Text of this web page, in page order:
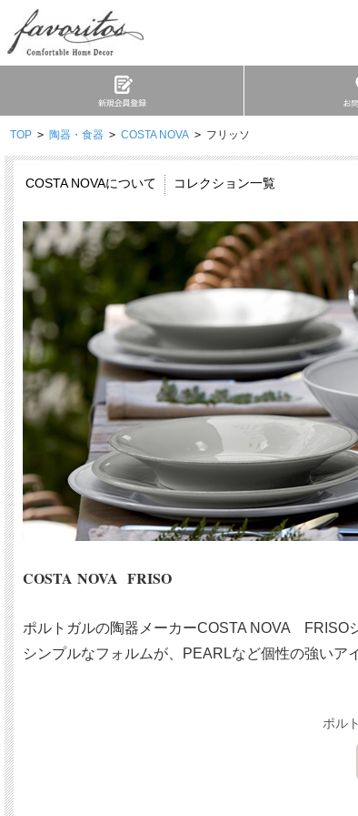
TOP > 陶器・食器 > COSTA NOVA > フリッソ
COSTA NOVAについて コレクション一覧
COSTA NOVA FRISO
ポルトガルの陶器メーカーCOSTA NOVA FRISO
シンプルなフォルムが、PEARLなど個性の強いア
ポル